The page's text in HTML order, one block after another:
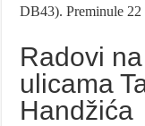
DB43). Preminule
Radovi
ulicama
Handžića